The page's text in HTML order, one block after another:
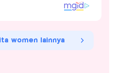
women lainnya